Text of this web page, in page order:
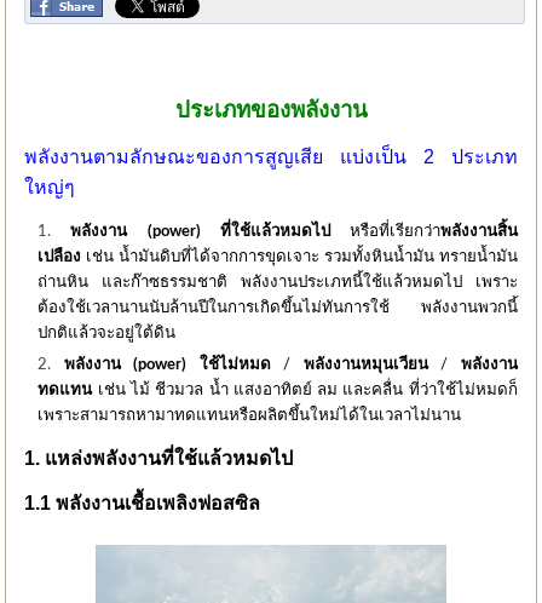
ประเภทของพลังงาน
พลังงานตามลักษณะของการสูญเสีย แบ่งเป็น 2 ประเภท
ใหญ่ๆ
พลังงาน (power) ที่ใช้แล้วหมดไป หรือที่เรียกว่าพลังงานสิ้น
เปลือง เช่น น้ำมันดิบที่ได้จากการขุดเจาะ รวมทั้งหินน้ำมัน ทรายน้ำมัน
ถ่านหิน และก๊าซธรรมชาติ พลังงานประเภทนี้ใช้แล้วหมดไป เพราะ
ต้องใช้เวลานานนับล้านปีในการเกิดขึ้นไม่ทันการใช้ พลังงานพวกนี้
ปกติแล้วจะอยู่ใต้ดิน
พลังงาน (power) ใช้ไม่หมด/ พลังงานหมุนเวียน/ พลังงาน
ทดแทนเช่น ไม้ ชีวมวล น้ำ แสงอาทิตย์ ลม และคลื่น ที่ว่าใช้ไม่หมดก็
เพราะสามารถหามาทดแทนหรือผลิตขึ้นใหม่ได้ในเวลาไม่นาน
1. แหล่งพลังงานที่ใช้แล้วหมดไป
1.1 พลังงานเชื้อเพลิงฟอสซิล